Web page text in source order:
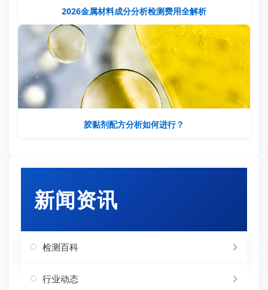
2026金属材料成分分析检测费用全解析
胶黏剂配方分析如何进行？
新闻资讯
检测百科
行业动态